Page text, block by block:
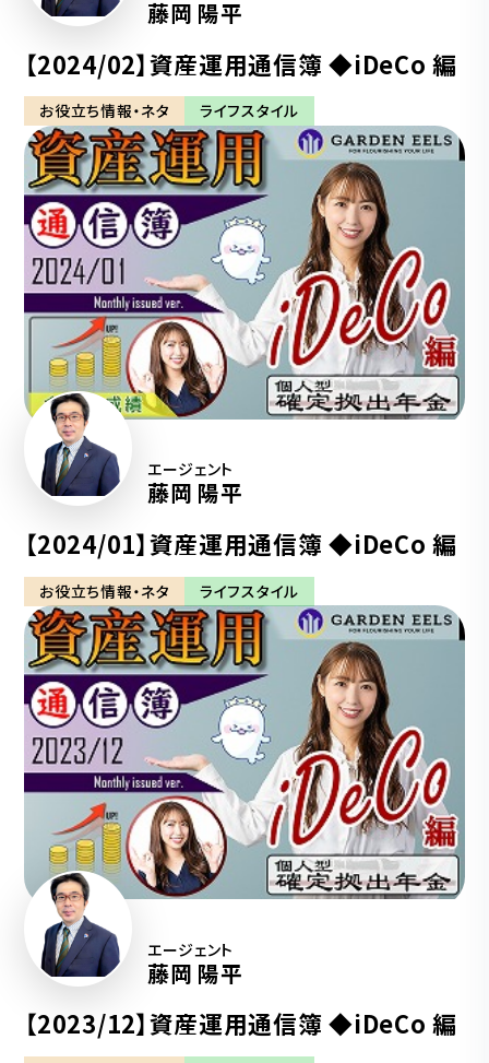
藤岡 陽平
【2024/02】資産運用通信簿 ◆iDeCo 編
お役立ち情報・ネタ ライフスタイル
エージェント
藤岡 陽平
【2024/01】資産運用通信簿 ◆iDeCo 編
お役立ち情報・ネタ ライフスタイル
エージェント
藤岡 陽平
【2023/12】資産運用通信簿 ◆iDeCo 編